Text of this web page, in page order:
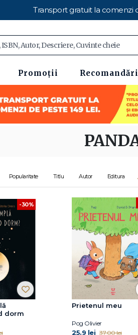
Transport gratuit la comenzi
Promoții Recomandări
Popularitate Titlu Autor Editura
-30%
dorm
Prietenul meu
Pog Olivier
25.9 lei 37.00 lei